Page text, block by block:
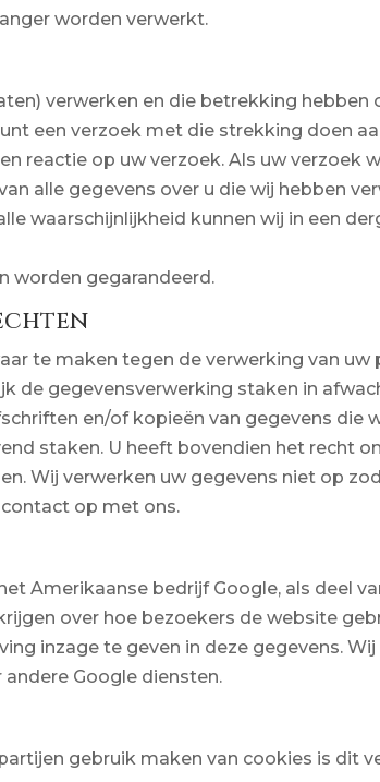
worden verwerkt.
verwerken en die betrekking
een verzoek met die strekking doen
reactie op uw verzoek. Als uw verzoek
alle gegevens over u die wij hebben
waarschijnlijkheid kunnen wij in een
worden gegarandeerd.
te maken tegen de verwerking van
de gegevensverwerking staken in
en/of kopieën van gegevens die
staken. U heeft bovendien het recht
Wij verwerken uw gegevens niet op
op met ons.
Amerikaanse bedrijf Google, als deel
over hoe bezoekers de website
inzage te geven in deze gegevens.
Google diensten.
gebruik maken van cookies is dit